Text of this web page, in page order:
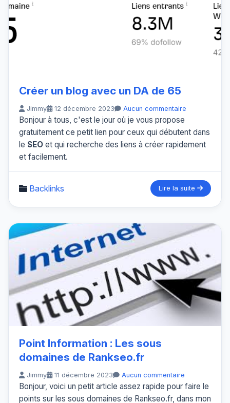
Créer un blog avec un DA de 65
Jimmy 12 décembre 2023 Aucun commentaire
Bonjour à tous, c'est le jour où je vous propose
gratuitement ce petit lien pour ceux qui débutent dans
le SEO et qui recherche des liens à créer rapidement
et facilement.
Backlinks Lire la suite
Point Information : Les sous
domaines de Rankseo.fr
Jimmy 11 décembre 2023 Aucun commentaire
Bonjour, voici un petit article assez rapide pour faire le
points sur les sous domaines de Rankseo.fr, dans mon